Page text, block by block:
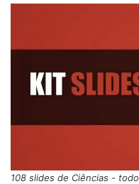
108 slides de Ciências -